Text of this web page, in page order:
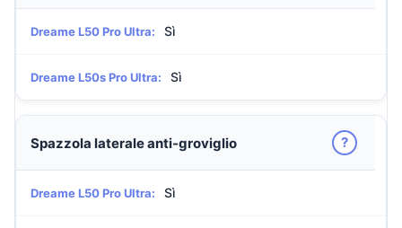
Dreame L50 Pro Ultra: Sì
Dreame L50s Pro Ultra: Sì
Spazzola laterale anti-groviglio ?
Dreame L50 Pro Ultra: Sì